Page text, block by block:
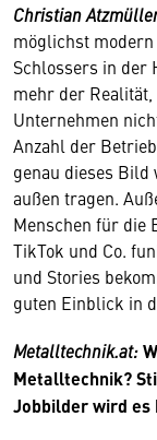
Christian
möglichst
Schlossers in
mehr der Realität,
Unternehmen
Anzahl der
genau dieses Bild
außen tragen.
Menschen für die
TikTok und Co.
und Stories
guten Einblick in
Metalltechnik.at:
Metalltechnik?
Jobbilder wird es